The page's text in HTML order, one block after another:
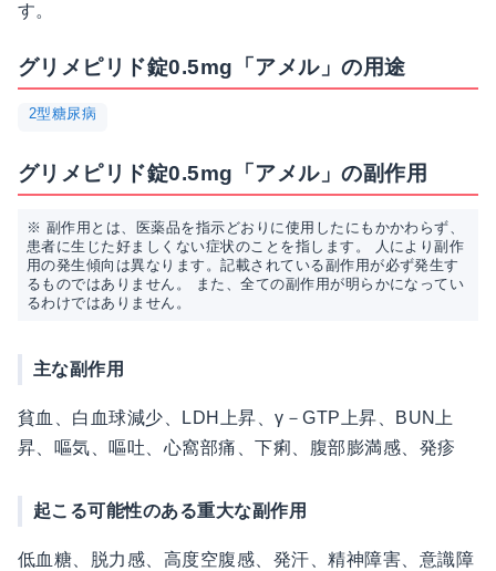
す。
グリメピリド錠0.5mg「アメル」の用途
2型糖尿病
グリメピリド錠0.5mg「アメル」の副作用
※ 副作用とは、医薬品を指示どおりに使用したにもかかわらず、
患者に生じた好ましくない症状のことを指します。 人により副作
用の発生傾向は異なります。記載されている副作用が必ず発生す
るものではありません。 また、全ての副作用が明らかになってい
るわけではありません。
主な副作用
貧血、白血球減少、LDH上昇、γ－GTP上昇、BUN上
昇、嘔気、嘔吐、心窩部痛、下痢、腹部膨満感、発疹
起こる可能性のある重大な副作用
低血糖、脱力感、高度空腹感、発汗、精神障害、意識障